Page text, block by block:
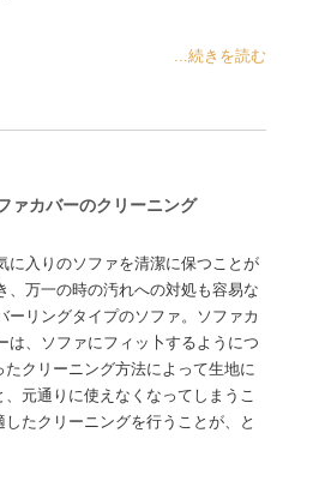
...続きを読む
ァカバーのクリーニング
に入りのソファを清潔に保つことが
、万一の時の汚れへの対処も容易な
ーリングタイプのソファ。ソファカ
は、ソファにフィッ卜するようにつ
たクリーニング方法によって生地に
元通りに使えなくなってしまうこ
たクリーニングを行うことが、と